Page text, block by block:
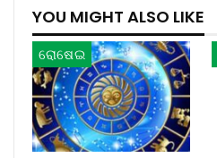
YOU MIGHT ALSO LIKE
ରୋଷେଇ